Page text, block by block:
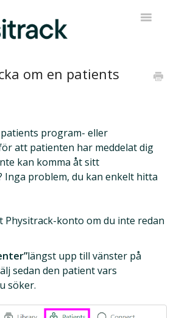
Toggle
om en patients
program- eller
att patienten har meddelat dig
kan komma åt sitt
problem, du kan enkelt hitta
Physitrack-konto om du inte redan
längst upp till vänster på
sedan den patient vars
söker.